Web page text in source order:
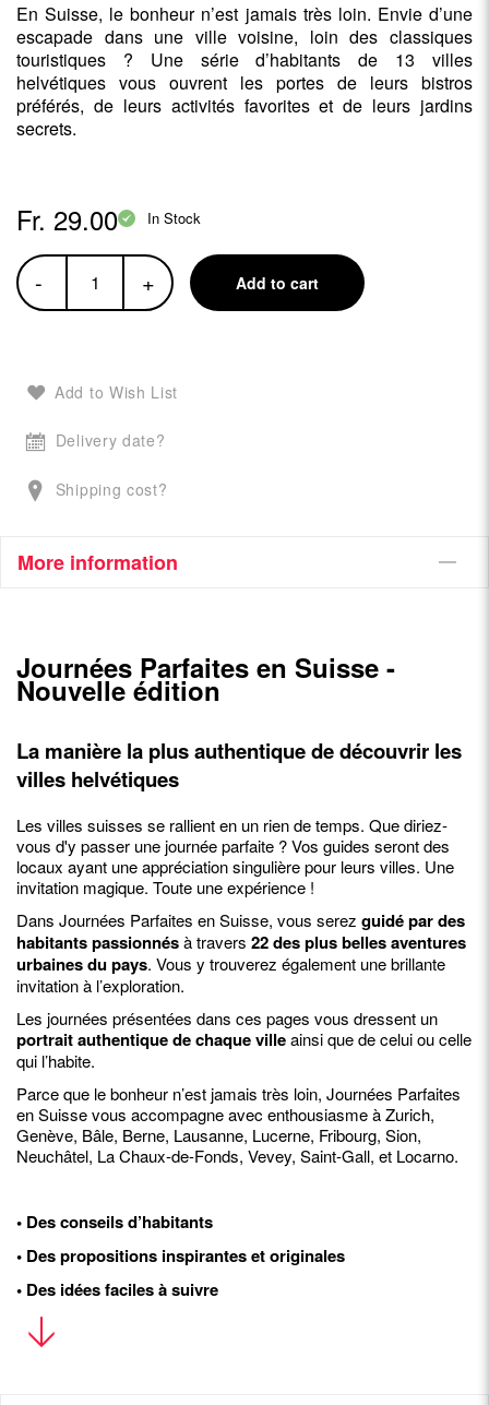
En Suisse, le bonheur n’est jamais très loin. Envie d’une
escapade dans une ville voisine, loin des classiques
touristiques ? Une série d’habitants de 13 villes
helvétiques vous ouvrent les portes de leurs bistros
préférés, de leurs activités favorites et de leurs jardins
secrets.
Fr. 29.00 In Stock
- + Add to cart
Add to Wish List
Delivery date?
Shipping cost?
More information
Journées Parfaites en Suisse -
Nouvelle édition
La manière la plus authentique de découvrir les
villes helvétiques
Les villes suisses se rallient en un rien de temps. Que diriez-
vous d'y passer une journée parfaite ? Vos guides seront des
locaux ayant une appréciation singulière pour leurs villes. Une
invitation magique. Toute une expérience !
Dans Journées Parfaites en Suisse, vous serez guidé par des
habitants passionnésà travers 22 des plus belles aventures
urbaines du pays. Vous y trouverez également une brillante
invitation à l’exploration.
Les journées présentées dans ces pages vous dressent un
portrait authentique de chaque villeainsi que de celui ou celle
qui l’habite.
Parce que le bonheur n’est jamais très loin, Journées Parfaites
en Suisse vous accompagne avec enthousiasme à Zurich,
Genève, Bâle, Berne, Lausanne, Lucerne, Fribourg, Sion,
Neuchâtel, La Chaux-de-Fonds, Vevey, Saint-Gall, et Locarno.
• Des conseils d’habitants
• Des propositions inspirantes et originales
• Des idées faciles à suivre
• Une image peu conventionnelle de la Suisse